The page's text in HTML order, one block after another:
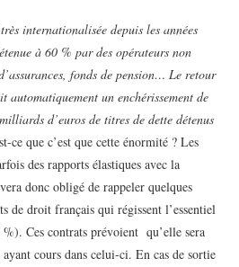
internationalisée depuis les années
à 60 % par des opérateurs non
fonds de pension… Le retour
automatiquement un enchérissement de
d’euros de titres de dette détenus
ce que c’est que cette énormité ? Les
des rapports élastiques avec la
donc obligé de rappeler quelques
de droit français qui régissent l’essentiel
Ces contrats prévoient qu’elle sera
cours dans celui-ci. En cas de sortie